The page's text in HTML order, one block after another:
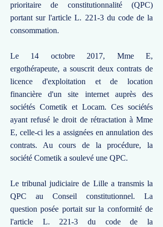
prioritaire de constitutionnalité (QPC)
portant sur l'article L. 221-3 du code de la
consommation.
Le 14 octobre 2017, Mme E,
ergothérapeute, a souscrit deux contrats de
licence d'exploitation et de location
financière d'un site internet auprès des
sociétés Cometik et Locam. Ces sociétés
ayant refusé le droit de rétractation à Mme
E, celle-ci les a assignées en annulation des
contrats. Au cours de la procédure, la
société Cometik a soulevé une QPC.
Le tribunal judiciaire de Lille a transmis la
QPC au Conseil constitutionnel. La
question posée portait sur la conformité de
l'article L. 221-3 du code de la